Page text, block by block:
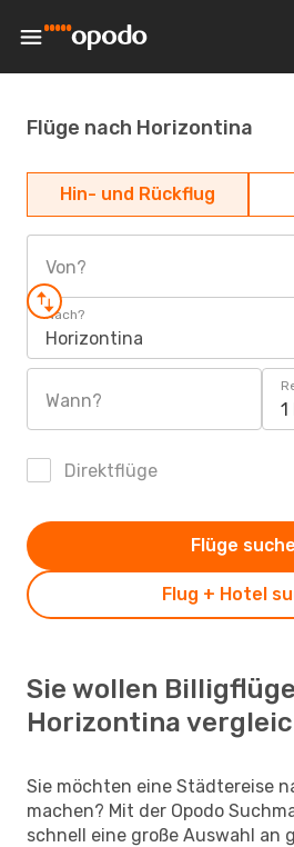
Flüge nach Horizontina
Hin- und Rückflug
Von?
Nach?
Horizontina
Wann?
Direktflüge
Flug + Hotel
Flüge
Sie wollen
Horizontina
Sie möchten eine Städtereise
machen? Mit der Opodo
schnell eine große Auswahl an